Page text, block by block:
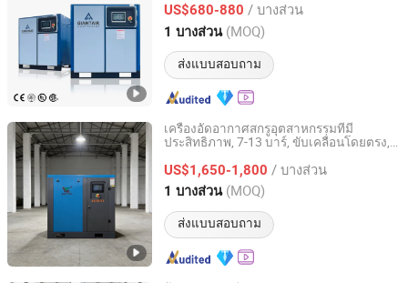
หมุน
US$680-880 / บางส่วน
1 บางส่วน (MOQ)
ส่งแบบสอบถาม
Jiangxi, China อัตราจาก 2022
เครื่องอัดอากาศสกรูอุตสาหกรรมที่มี
ประสิทธิภาพ, 7-13 บาร์, ขับเคลื่อนโดยตรง,
US$1,650-1,800 / บางส่วน
1 บางส่วน (MOQ)
ส่งแบบสอบถาม
Shanghai Shengyi Compressor Co., Ltd
Shanghai, China อัตราจาก 2026